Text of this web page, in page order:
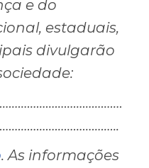
e do
estaduais,
divulgarão
. As informações